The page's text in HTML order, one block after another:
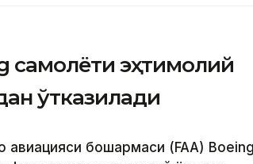
самолёти эҳтимолий
ўтказилади
бошқармаси (FAA)